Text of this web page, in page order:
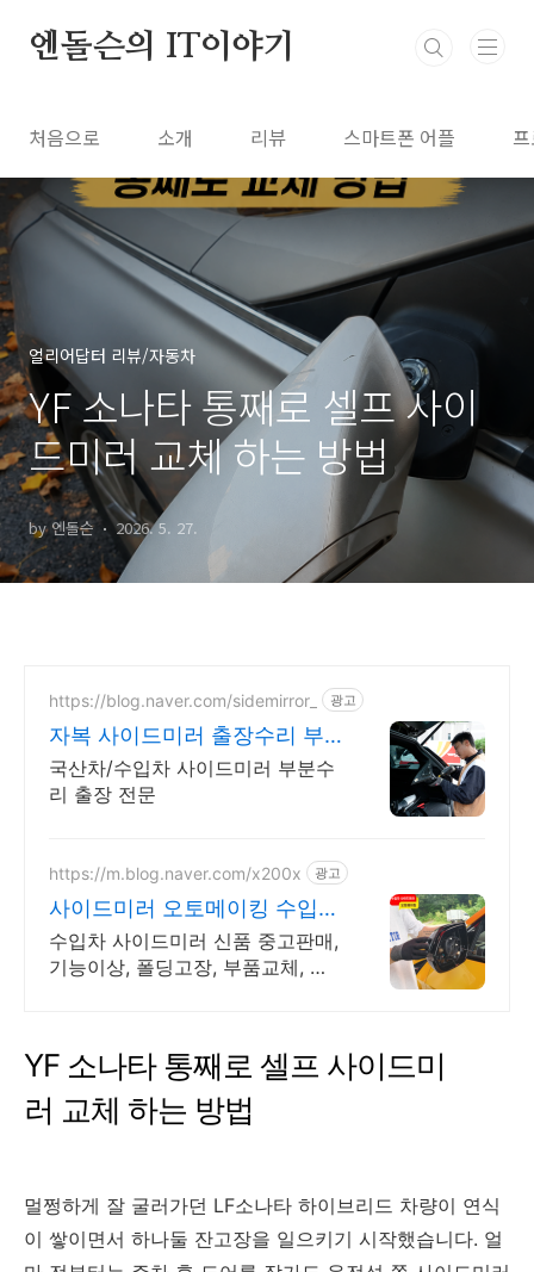
엔돌슨의 IT이야기
처음으로 소개 리뷰 스마트폰 어플
얼리어답터 리뷰/자동차
YF 소나타 통째로 셀프 사이
드미러 교체 하는 방법
by 엔돌슨 2026. 5. 27.
https://blog.naver.com/sidemirror_ 광고
자복 사이드미러 출장수리 부
분수리 출장수리로 저렴하게
국산차/수입차 사이드미러 부분수
리 출장 전문
https://m.blog.naver.com/x200x 광고
사이드미러 오토메이킹 수입차
사이드미러 전문센터
수입차 사이드미러 신품 중고판매,
기능이상, 폴딩고장, 부품교체, 파
YF 소나타 통째로 셀프 사이드미
러 교체 하는 방법
멀쩡하게 잘 굴러가던 LF소나타 하이브리드 차량이 연식
이 쌓이면서 하나둘 잔고장을 일으키기 시작했습니다. 얼